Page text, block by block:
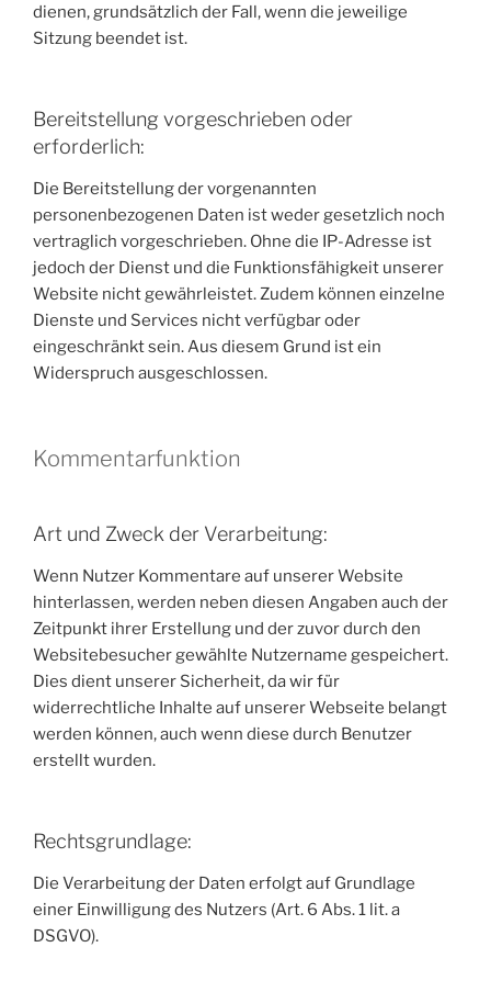
dienen, grundsätzlich der Fall, wenn die jeweilige
Sitzung beendet ist.
Bereitstellung vorgeschrieben oder
erforderlich:
Die Bereitstellung der vorgenannten
personenbezogenen Daten ist weder gesetzlich noch
vertraglich vorgeschrieben. Ohne die IP-Adresse ist
jedoch der Dienst und die Funktionsfähigkeit unserer
Website nicht gewährleistet. Zudem können einzelne
Dienste und Services nicht verfügbar oder
eingeschränkt sein. Aus diesem Grund ist ein
Widerspruch ausgeschlossen.
Kommentarfunktion
Art und Zweck der Verarbeitung:
Wenn Nutzer Kommentare auf unserer Website
hinterlassen, werden neben diesen Angaben auch der
Zeitpunkt ihrer Erstellung und der zuvor durch den
Websitebesucher gewählte Nutzername gespeichert.
Dies dient unserer Sicherheit, da wir für
widerrechtliche Inhalte auf unserer Webseite belangt
werden können, auch wenn diese durch Benutzer
erstellt wurden.
Rechtsgrundlage:
Die Verarbeitung der Daten erfolgt auf Grundlage
einer Einwilligung des Nutzers (Art. 6 Abs. 1 lit. a
DSGVO).